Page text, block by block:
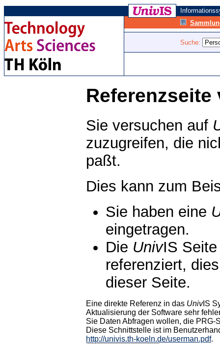
Suche:
Referenzseite
Sie versuchen auf
zuzugreifen, die
paßt.
Dies kann zum
Sie haben eine
eingetragen.
Die UnivIS
referenziert,
dieser Seite.
Eine direkte Referenz in das UnivIS
Aktualisierung der Software sehr
Sie Daten Abfragen wollen, die PRG-
Diese Schnittstelle ist im
http://univis.th-koeln.de/userman.pdf.